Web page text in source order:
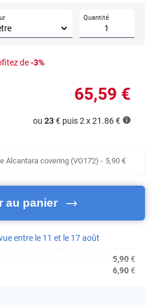
Quantité
de-3%
65,59 €
ou 23€ puis 2 x21.86€
Alcantara covering (VO172) - 5,90 €
au panier
entre le 11 et le 17 août
5,90€
6,90€